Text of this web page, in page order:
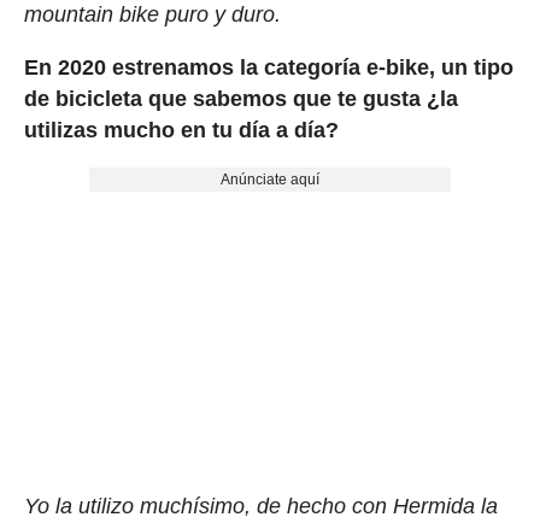
mountain bike puro y duro.
En 2020 estrenamos la categoría e-bike, un tipo
de bicicleta que sabemos que te gusta ¿la
utilizas mucho en tu día a día?
Anúnciate aquí
Yo la utilizo muchísimo, de hecho con Hermida la